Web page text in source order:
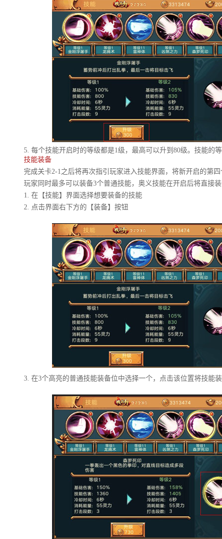
5. 每个技能开启时的等级都是1级，最高可以升到80级。技能的
技能装备
完成关卡2-1之后将再次指引玩家进入技能界面，将新开启的第四
玩家同时最多可以装备3个普通技能，奥义技能在开启后将直接装
1. 在【技能】界面选择想要装备的技能
2. 点击界面右下方的【装备】按钮
3. 在3个高亮的普通技能装备位中选择一个，点击该位置将技能